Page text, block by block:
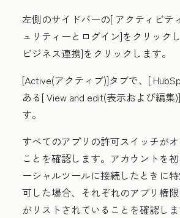
左側のサイドバーの[ アクティビテ
ュリティーとログイン]をクリック
ビジネス連携]をクリックします。
[Active(アクティブ)]タブで、[
ある[View and edit(表示および編集
す。
すべてのアプリの許可スイッチが
ことを確認します。アカウントを
ーシャルツールに接続したときに
可した場合、それぞれのアプリ権
がリストされていることを確認し